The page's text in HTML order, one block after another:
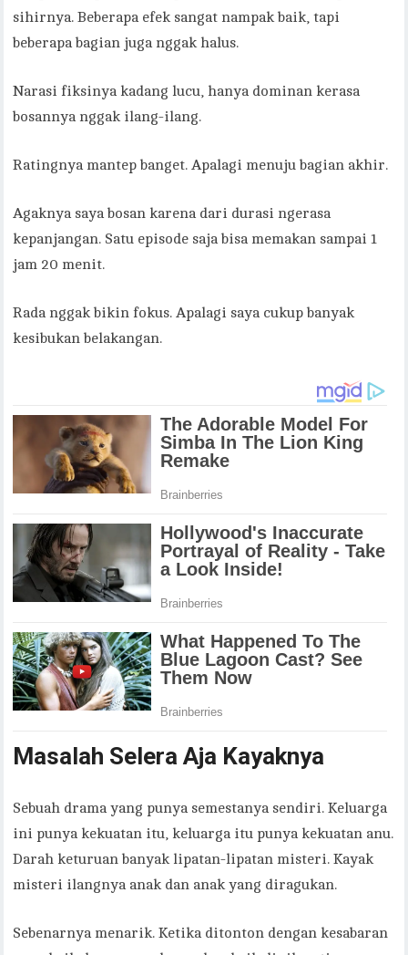
sihirnya. Beberapa efek sangat nampak baik, tapi
beberapa bagian juga nggak halus.
Narasi fiksinya kadang lucu, hanya dominan kerasa
bosannya nggak ilang-ilang.
Ratingnya mantep banget. Apalagi menuju bagian akhir.
Agaknya saya bosan karena dari durasi ngerasa
kepanjangan. Satu episode saja bisa memakan sampai 1
jam 20 menit.
Rada nggak bikin fokus. Apalagi saya cukup banyak
kesibukan belakangan.
Masalah Selera Aja Kayaknya
Sebuah drama yang punya semestanya sendiri. Keluarga
ini punya kekuatan itu, keluarga itu punya kekuatan anu.
Darah keturuan banyak lipatan-lipatan misteri. Kayak
misteri ilangnya anak dan anak yang diragukan.
Sebenarnya menarik. Ketika ditonton dengan kesabaran